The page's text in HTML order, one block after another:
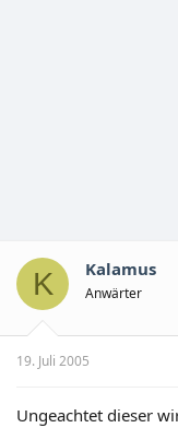
K Kalamus
Anwärter
19. Juli 2005
Ungeachtet dieser